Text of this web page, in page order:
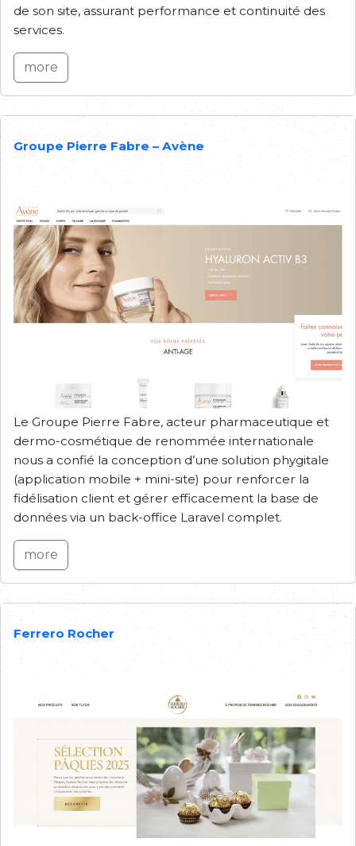
de son site, assurant performance et continuité des
services.
more
Groupe Pierre Fabre – Avène
Le Groupe Pierre Fabre, acteur pharmaceutique et
dermo-cosmétique de renommée internationale
nous a confié la conception d’une solution phygitale
(application mobile + mini-site) pour renforcer la
fidélisation client et gérer efficacement la base de
données via un back-office Laravel complet.
more
Ferrero Rocher